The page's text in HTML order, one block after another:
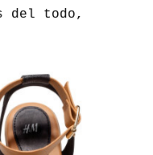
del todo,